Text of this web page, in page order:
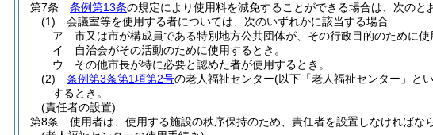
第7条
条例第13条の規定により使用料を減免することができる場合は、次のと
(1)
会議室等を使用する者については、次のいずれかに該当する場合
ア
市又は市が構成員である特別地方公共団体が、その行政目的のために使
イ
自治会がその活動のために使用するとき。
ウ
その他市長が特に必要と認めた者が使用するとき。
(2)
条例第3条第1項第2号の老人福祉センター(以下「老人福祉センター」と
するとき。
(責任者の設置)
第8条
使用者は、使用する施設の秩序保持のため、責任者を設置しなければなら